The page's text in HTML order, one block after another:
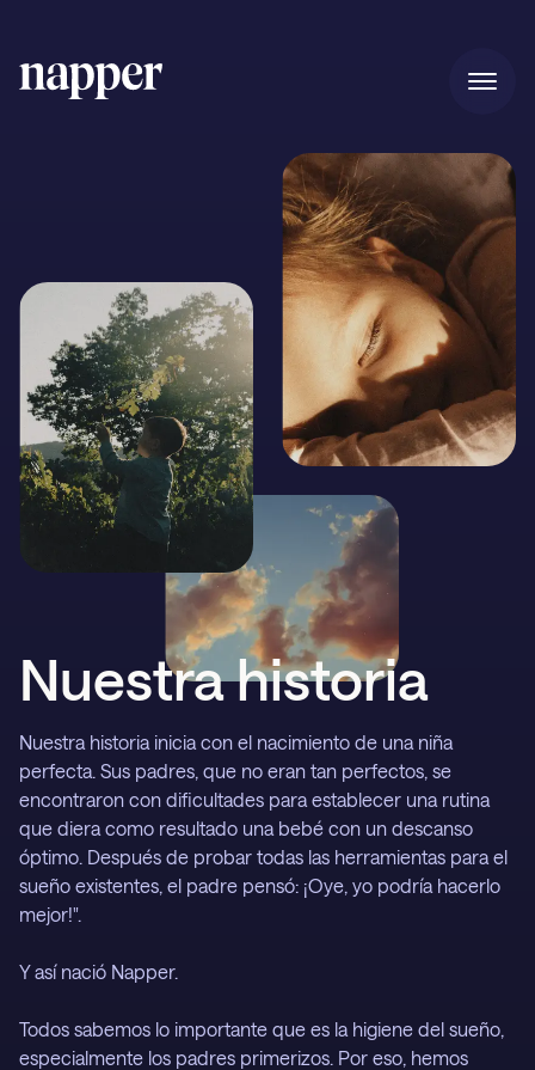
Nuestra historia
Regalo
Asistencia
DESCARGAR EN Consíguelo en el
Nuestra historia
Nuestra historia inicia con el nacimiento de una niña
perfecta. Sus padres, que no eran tan perfectos, se
encontraron con dificultades para establecer una rutina
que diera como resultado una bebé con un descanso
óptimo. Después de probar todas las herramientas para el
sueño existentes, el padre pensó: ¡Oye, yo podría hacerlo
mejor!".
Y así nació Napper.
Todos sabemos lo importante que es la higiene del sueño,
especialmente los padres primerizos. Por eso, hemos